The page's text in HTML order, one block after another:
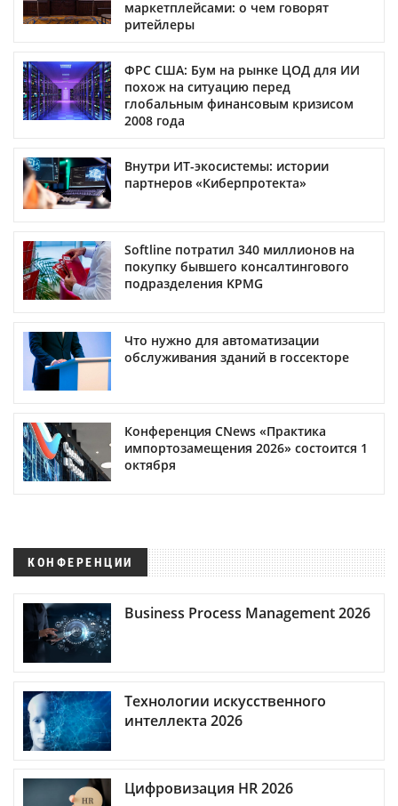
маркетплейсами: о чем говорят
ритейлеры
ФРС США: Бум на рынке ЦОД для ИИ
похож на ситуацию перед
глобальным финансовым кризисом
2008 года
Внутри ИТ-экосистемы: истории
партнеров «Киберпротекта»
Softline потратил 340 миллионов на
покупку бывшего консалтингового
подразделения KPMG
Что нужно для автоматизации
обслуживания зданий в госсекторе
Конференция CNews «Практика
импортозамещения 2026» состоится 1
октября
КОНФЕРЕНЦИИ
Business Process Management 2026
Технологии искусственного
интеллекта 2026
Цифровизация HR 2026